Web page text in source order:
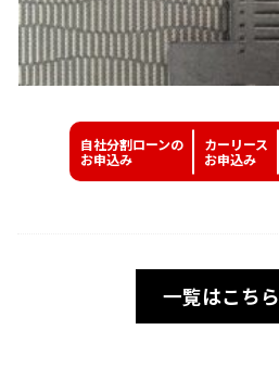
自社分割ローンの
お申込み
カーリース
お申込み
一覧はこちら